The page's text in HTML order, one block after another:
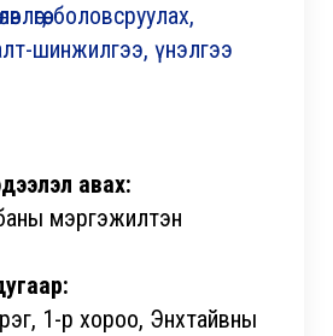
боловсруулах,
шинжилгээ, үнэлгээ
авах:
мэргэжилтэн
1-р хороо, Энхтайвны